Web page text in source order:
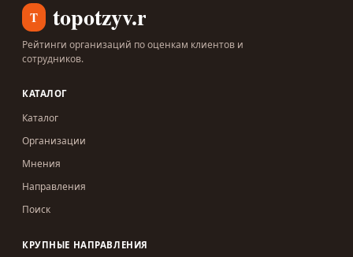
T topotzyv.ru
Рейтинги организаций по оценкам клиентов и
сотрудников.
КАТАЛОГ
Каталог
Организации
Мнения
Направления
Поиск
КРУПНЫЕ НАПРАВЛЕНИЯ